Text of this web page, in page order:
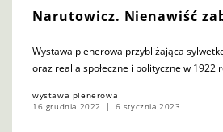
Narutowicz. Nienawiść
Wystawa plenerowa przybliżająca
oraz realia społeczne i polityczne w 1922
wystawa plenerowa
16 grudnia 2022
6 stycznia 2023